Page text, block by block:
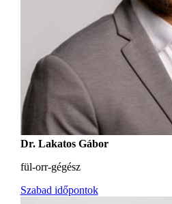
Dr. Lakatos Gábor
fül-orr-gégész
Szabad időpontok